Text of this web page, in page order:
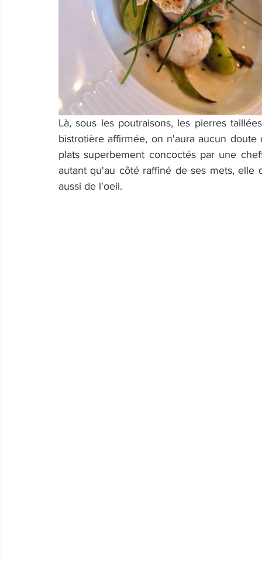
Là, sous les poutraisons, les pierres
bistrotière affirmée, on n'aura aucun
plats superbement concoctés par une
autant qu'au côté raffiné de ses mets,
aussi de l'oeil.